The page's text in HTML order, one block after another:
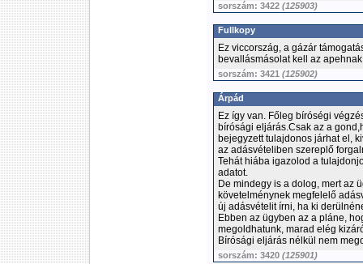
sorszám: 3422 (125903)
Fullkopy
Ez viccország, a gázár
bevallásmásolat kell az
sorszám: 3421 (125902)
Árpád
Ez így van. Főleg bíróségi
bírósági eljárás.Csak az a
bejegyzett tulajdonos járhat el,
az adásvételiben szereplő
Tehát hiába igazolod a
adatot.
De mindegy is a dolog, mert az
követelménynek megfelelő
új adásvételit írni, ha ki
Ebben az ügyben az a pláne,
megoldhatunk, marad elég
Bírósági eljárás nélkül nem
sorszám: 3420 (125901)